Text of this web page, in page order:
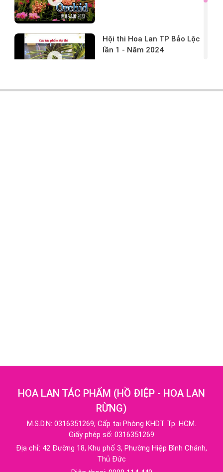
Hội thi Hoa Lan TP Bảo Lộc
lần 1 - Năm 2024
HOA LAN TÁC PHẨM (HỒ ĐIỆP - HOA LAN
RỪNG)
M.S.D.N: 0316351269, Cấp tại Phòng KHDT Tp. HCM.
Giấy phép số: 0316351269
Địa chỉ: 42 Đường 18, Khu phố 3, Phường Hiệp Bình Chánh,
Thủ Đức